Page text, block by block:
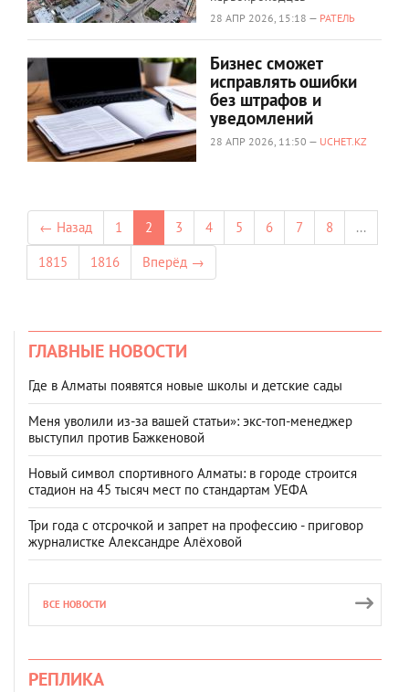
28 АПР 2026, 15:18 — РАТЕЛЬ
Бизнес сможет
исправлять ошибки
без штрафов и
уведомлений
28 АПР 2026, 11:50 — UCHET.KZ
← Назад 1 2 3 4 5 6 7 8
...
1815
1816 Вперёд →
ГЛАВНЫЕ НОВОСТИ
Где в Алматы появятся новые школы и детские сады
Меня уволили из-за вашей статьи»: экс-топ-менеджер
выступил против Бажкеновой
Новый символ спортивного Алматы: в городе строится
стадион на 45 тысяч мест по стандартам УЕФА
Три года с отсрочкой и запрет на профессию - приговор
журналистке Александре Алёховой
ВСЕ НОВОСТИ
РЕПЛИКА